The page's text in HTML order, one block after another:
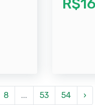
8 ... 53 54 ›